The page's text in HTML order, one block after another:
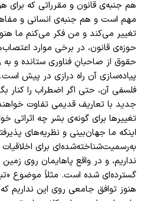
هم جنبه‌ی قانون و مقرراتی که
مهم است و هم جنبه‌ی انسانی و
تغییر می‌کند و من فکر می‌کنم ما
حوزه‌ی قانون، در برخی موارد
حقوق از صاحبانِ فناوری ستانده و
پیاده‌سازی آن راه درازی در پیش
فلسفی آن، حتی اگر اضطراب را کنار
جدید با تعاریف قدیمی تفاوت
تغییرها برای گونه‌ی بشر چه
اینکه ما جهان‌بینی و نظریه‌های
به‌رسمیت‌شناخته‌شده‌ای برای
نداریم، و در واقع پاهایمان روی
گسترده‌ای شده است. مثلاً موضوع
هنوز توافق جامعی روی این نداریم